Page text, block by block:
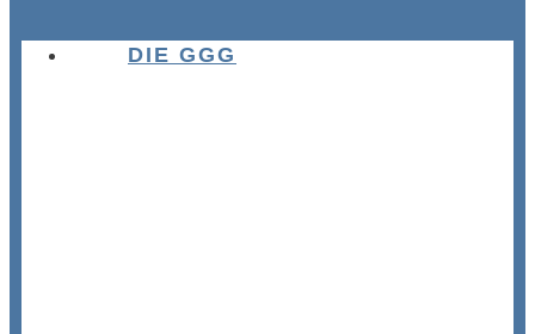
DIE GGG